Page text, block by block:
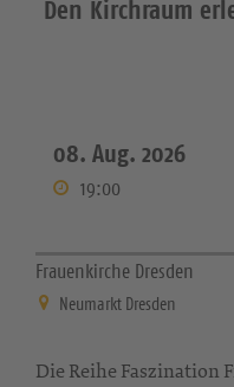
Den Kirchraum
08. Aug. 2026
19:00
Frauenkirche Dresden
Neumarkt Dresden
Die Reihe Faszination